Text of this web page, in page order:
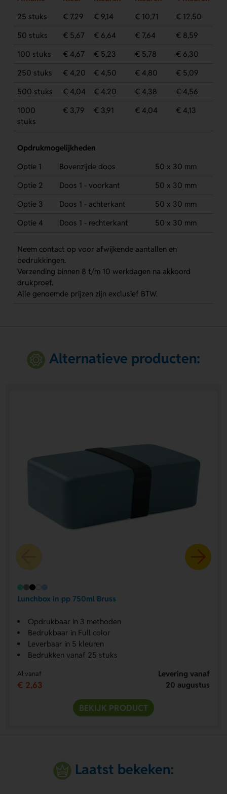
25 stuks
€ 7,29 € 9,14 € 10,71
€ 12,50
50 stuks
€ 5,67 € 6,64 € 7,64
€ 8,59
100 stuks
€ 4,67 € 5,23 € 5,78
€ 6,30
250 stuks
€ 4,20 € 4,50 € 4,80
€ 5,09
500 stuks
€ 4,04 € 4,20 € 4,38
€ 4,56
1000
stuks
€ 3,79 € 3,91 € 4,04 € 4,13
Opdrukmogelijkheden
Optie 1
Bovenzijde doos
50 x 30 mm
Optie 2
Doos 1 - voorkant
50 x 30 mm
Optie 3
Doos 1 - achterkant
50 x 30 mm
Optie 4
Doos 1 - rechterkant 50 x 30 mm
Neem contact op voor afwijkende aantallen en
bedrukkingen.
Verzending binnen 8 t/m 10 werkdagen na akkoord
drukproef.
Alle genoemde prijzen zijn exclusief BTW.
Alternatieve producten:
Lunchbox in pp 750ml Bruss
Opdrukbaar in 3 methoden
Bedrukbaar in Full color
Leverbaar in 5 kleuren
Bedrukken vanaf 25 stuks
Al vanaf
€ 2,63
Levering vanaf
20 augustus
BEKIJK PRODUCT
Laatst bekeken: